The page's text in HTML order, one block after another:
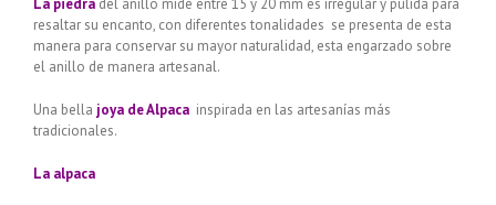
resaltar su encanto, con diferentes tonalidades se presenta de esta
manera para conservar su mayor naturalidad, esta engarzado sobre
el anillo de manera artesanal.
Una bella joya de Alpaca inspirada en las artesanías más
tradicionales.
La alpaca